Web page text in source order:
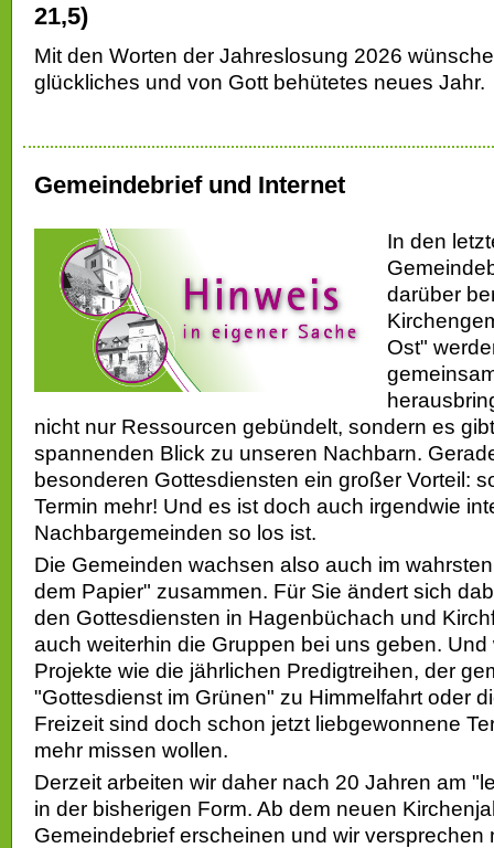
21,5)
Mit den Worten der Jahreslosung 2026
glückliches und von Gott behütetes neues Jahr.
Gemeindebrief und Internet
In den
darüber
Ost"
nicht nur Ressourcen gebündelt, sondern es
spannenden Blick zu unseren Nachbarn.
besonderen Gottesdiensten ein großer Vorteil:
Termin mehr! Und es ist doch auch irgendwie
Nachbargemeinden so los ist.
Die Gemeinden wachsen also auch im
dem Papier" zusammen. Für Sie ändert sich
den Gottesdiensten in Hagenbüchach und
auch weiterhin die Gruppen bei uns geben.
Projekte wie die jährlichen Predigtreihen, der
"Gottesdienst im Grünen" zu Himmelfahrt oder
Freizeit sind doch schon jetzt liebgewonnene
mehr missen wollen.
Derzeit arbeiten wir daher nach 20 Jahren am
in der bisherigen Form. Ab dem neuen
Gemeindebrief erscheinen und wir versprechen